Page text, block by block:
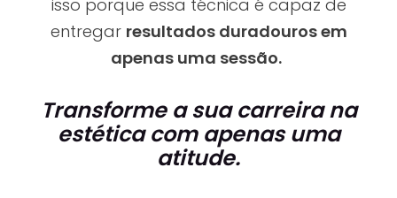
isso porque essa técnica é capaz de
entregar resultados duradouros em
apenas uma sessão.
Transforme a sua carreira na
estética com apenas uma
atitude.